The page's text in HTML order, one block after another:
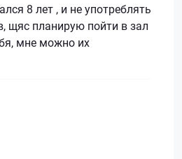
8 лет , и не употреблять
щяс планирую пойти в зал
мне можно их